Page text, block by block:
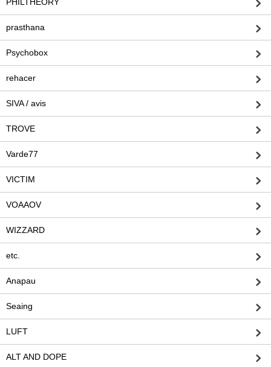
prasthana
Psychobox
rehacer
SIVA / avis
TROVE
Varde77
VICTIM
VOAAOV
WIZZARD
etc.
Anapau
Seaing
LUFT
ALT AND DOPE